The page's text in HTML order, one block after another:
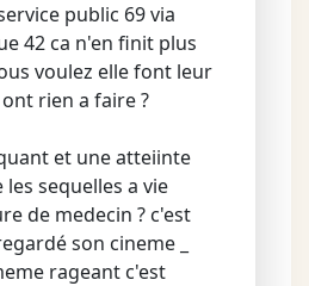
public 69 via
42 ca n'en finit plus
voulez elle font leur
rien a faire ?
et une atteiinte
sequelles a vie
de medecin ? c'est
son cineme _
rageant c'est